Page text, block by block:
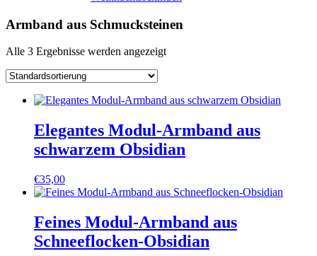
Armband aus Schmucksteinen
Alle 3 Ergebnisse werden angezeigt
Elegantes Modul-Armband aus
schwarzem Obsidian
€35,00
Feines Modul-Armband aus
Schneeflocken-Obsidian